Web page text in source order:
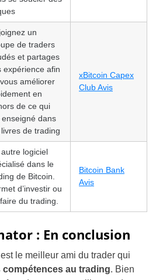
un
de traders
et partages
expérience afin
améliorer
en
de ce qui
enseigné dans
livres de trading
xBitcoin Capex
Club Avis
autre logiciel
dans le
de Bitcoin.
d’investir ou
du trading.
Bitcoin Bank
Avis
: En conclusion
le meilleur ami du trader qui
compétences au trading. Bien